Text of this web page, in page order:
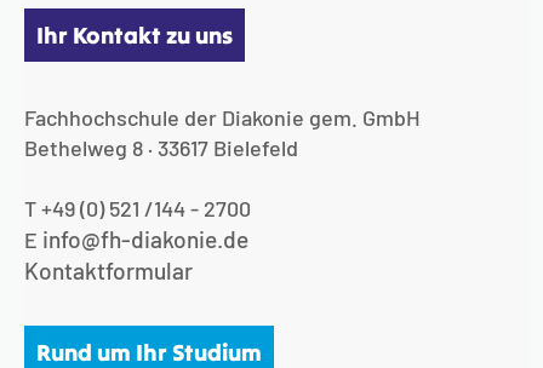
Ihr Kontakt zu uns
Fachhochschule der Diakonie gem. GmbH
Bethelweg 8 · 33617 Bielefeld
T +49 (0) 521 /144 - 2700
E info@fh-diakonie.de
Kontaktformular
Rund um Ihr Studium